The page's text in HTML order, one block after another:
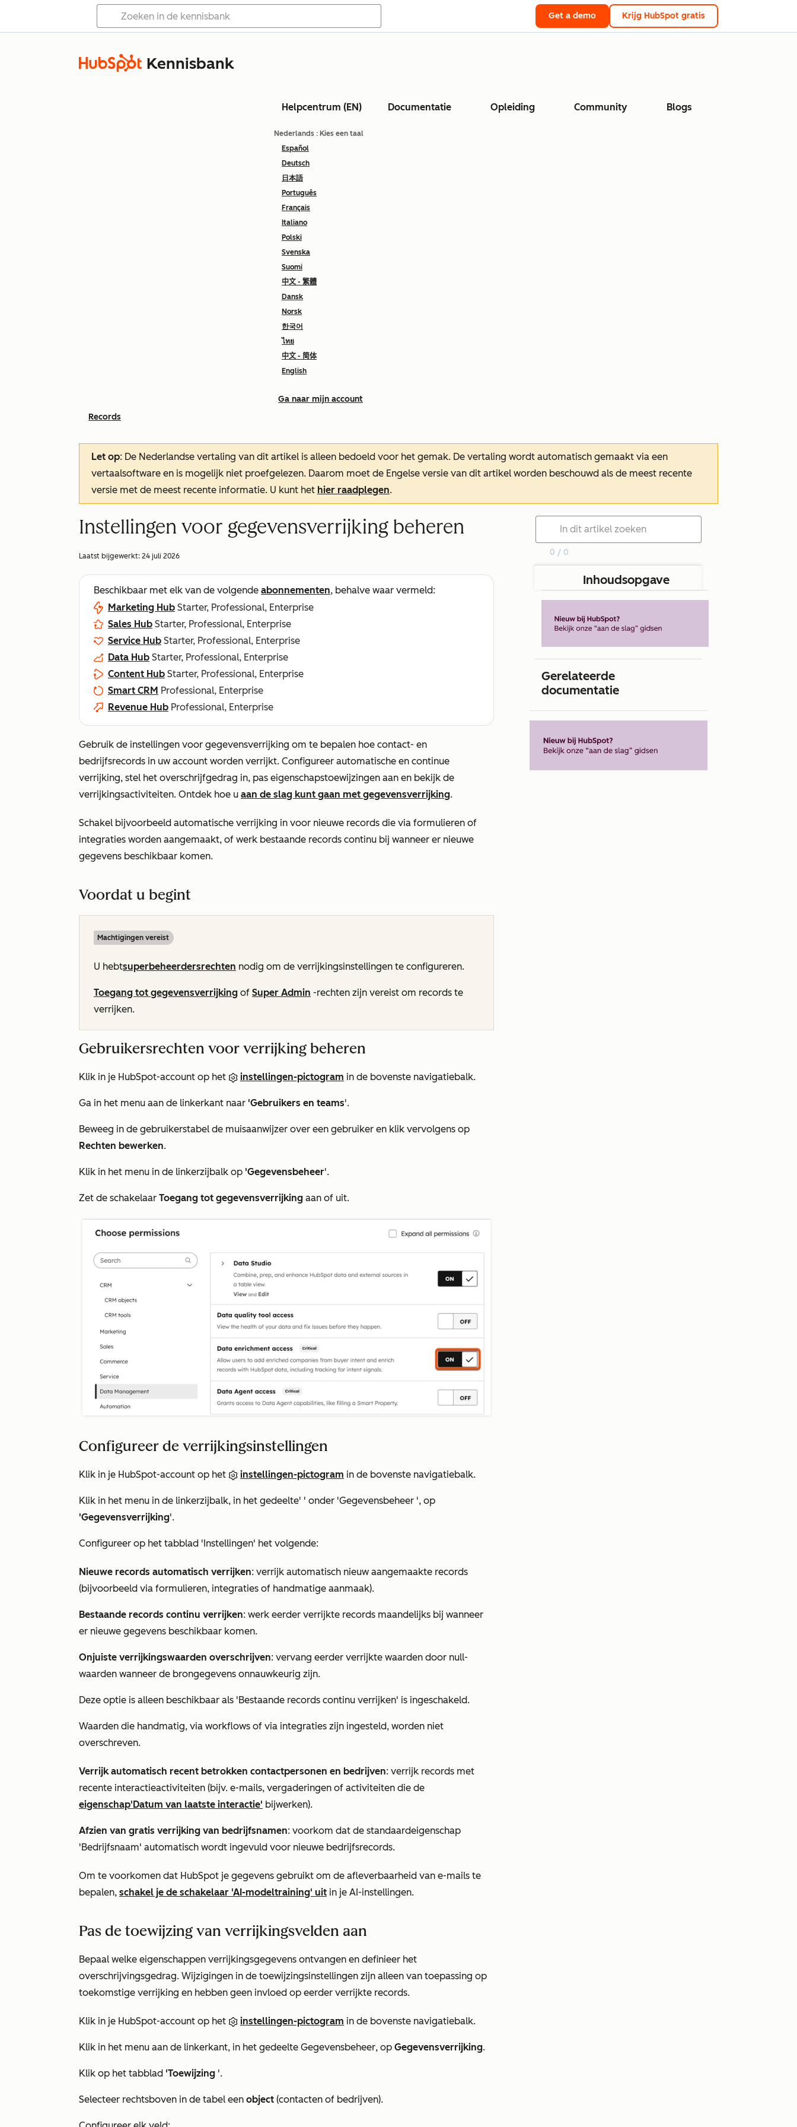
Get a demo Krijg HubSpot gratis
Kennisbank
Helpcentrum (EN) Documentatie Opleiding Community Blogs
Nederlands : Kies een taal
Español
Deutsch
日本語
Português
Français
Italiano
Polski
Svenska
Suomi
中文 - 繁體
Dansk
Norsk
한국어
ไทย
中文 - 简体
English
Ga naar mijn account
Records
Let op: De Nederlandse vertaling van dit artikel is alleen bedoeld voor het gemak. De vertaling wordt automatisch gemaakt via een
vertaalsoftware en is mogelijk niet proefgelezen. Daarom moet de Engelse versie van dit artikel worden beschouwd als de meest recente
versie met de meest recente informatie. U kunt het hier raadplegen.
Instellingen voor gegevensverrijking beheren
Laatst bijgewerkt: 24 juli 2026
Beschikbaar met elk van de volgende abonnementen, behalve waar vermeld:
Marketing Hub Starter, Professional, Enterprise
Sales Hub Starter, Professional, Enterprise
Service Hub Starter, Professional, Enterprise
Data Hub Starter, Professional, Enterprise
Content Hub Starter, Professional, Enterprise
Smart CRM Professional, Enterprise
Revenue Hub Professional, Enterprise
Gebruik de instellingen voor gegevensverrijking om te bepalen hoe contact- en
bedrijfsrecords in uw account worden verrijkt. Configureer automatische en continue
verrijking, stel het overschrijfgedrag in, pas eigenschapstoewijzingen aan en bekijk de
verrijkingsactiviteiten. Ontdek hoe u aan de slag kunt gaan met gegevensverrijking.
Schakel bijvoorbeeld automatische verrijking in voor nieuwe records die via formulieren of
integraties worden aangemaakt, of werk bestaande records continu bij wanneer er nieuwe
gegevens beschikbaar komen.
Voordat u begint
Machtigingen vereist
U hebtsuperbeheerdersrechten nodig om de verrijkingsinstellingen te configureren.
Toegang tot gegevensverrijking of Super Admin -rechten zijn vereist om records te
verrijken.
Gebruikersrechten voor verrijking beheren
Klik in je HubSpot-account op het instellingen-pictogram in de bovenste navigatiebalk.
Ga in het menu aan de linkerkant naar 'Gebruikers en teams'.
Beweeg in de gebruikerstabel de muisaanwijzer over een gebruiker en klik vervolgens op
Rechten bewerken.
Klik in het menu in de linkerzijbalk op 'Gegevensbeheer'.
Zet de schakelaar Toegang tot gegevensverrijking aan of uit.
Configureer de verrijkingsinstellingen
Klik in je HubSpot-account op het instellingen-pictogram in de bovenste navigatiebalk.
Klik in het menu in de linkerzijbalk, in het gedeelte' ' onder 'Gegevensbeheer ', op
'Gegevensverrijking'.
Configureer op het tabblad 'Instellingen' het volgende:
Nieuwe records automatisch verrijken: verrijk automatisch nieuw aangemaakte records
(bijvoorbeeld via formulieren, integraties of handmatige aanmaak).
Bestaande records continu verrijken: werk eerder verrijkte records maandelijks bij wanneer
er nieuwe gegevens beschikbaar komen.
Onjuiste verrijkingswaarden overschrijven: vervang eerder verrijkte waarden door null-
waarden wanneer de brongegevens onnauwkeurig zijn.
Deze optie is alleen beschikbaar als 'Bestaande records continu verrijken' is ingeschakeld.
Waarden die handmatig, via workflows of via integraties zijn ingesteld, worden niet
overschreven.
Verrijk automatisch recent betrokken contactpersonen en bedrijven: verrijk records met
recente interactieactiviteiten (bijv. e-mails, vergaderingen of activiteiten die de
eigenschap'Datum van laatste interactie' bijwerken).
Afzien van gratis verrijking van bedrijfsnamen: voorkom dat de standaardeigenschap
'Bedrijfsnaam' automatisch wordt ingevuld voor nieuwe bedrijfsrecords.
Om te voorkomen dat HubSpot je gegevens gebruikt om de afleverbaarheid van e-mails te
bepalen, schakel je de schakelaar 'AI-modeltraining' uit in je AI-instellingen.
Pas de toewijzing van verrijkingsvelden aan
Bepaal welke eigenschappen verrijkingsgegevens ontvangen en definieer het
overschrijvingsgedrag. Wijzigingen in de toewijzingsinstellingen zijn alleen van toepassing op
toekomstige verrijking en hebben geen invloed op eerder verrijkte records.
Klik in je HubSpot-account op het instellingen-pictogram in de bovenste navigatiebalk.
Klik in het menu aan de linkerkant, in het gedeelte Gegevensbeheer, op Gegevensverrijking.
Klik op het tabblad 'Toewijzing '.
Selecteer rechtsboven in de tabel een object (contacten of bedrijven).
0 / 0
Inhoudsopgave
Gerelateerde
documentatie